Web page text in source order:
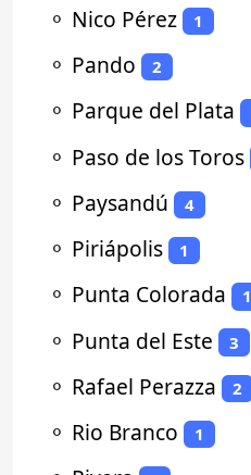
⚬ Nico Pérez 1
⚬ Pando 2
⚬ Parque del Plata
⚬ Paso de los Toros
⚬ Paysandú 4
⚬ Piriápolis 1
⚬ Punta Colorada 1
⚬ Punta del Este 3
⚬ Rafael Perazza 2
⚬ Rio Branco 1